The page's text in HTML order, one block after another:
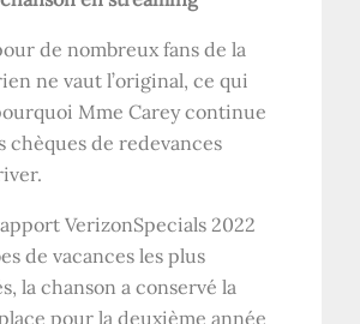
de nombreux fans de la
ne vaut l’original, ce qui
Mme Carey continue
chèques de redevances
VerizonSpecials 2022
de vacances les plus
la chanson a conservé la
pour la deuxième année